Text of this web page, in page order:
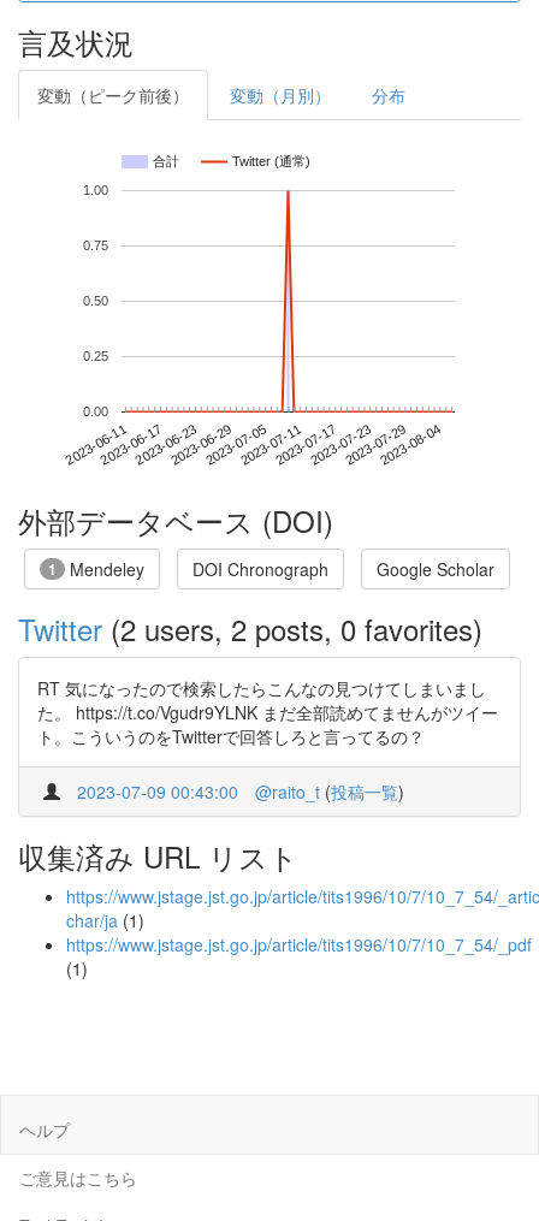
言及状況
変動（ピーク前後） 変動（月別） 分布
合計 Twitter (通常)
2023-06-112023-06-172023-06-232023-06-292023-07-052023-07-112023-07-172023-07-232023-07-292023-08-04
0.00
0.25
0.50
0.75
1.00
外部データベース (DOI)
1 Mendeley DOI Chronograph Google Scholar
Twitter (2 users, 2 posts, 0 favorites)
RT 気になったので検索したらこんなの見つけてしまいまし
た。 https://t.co/Vgudr9YLNK まだ全部読めてませんがツイー
ト。こういうのをTwitterで回答しろと言ってるの？
2023-07-09 00:43:00 @raito_t (投稿一覧)
収集済み URL リスト
https://www.jstage.jst.go.jp/article/tits1996/10/7/10_7_54/
char/ja (1)
https://www.jstage.jst.go.jp/article/tits1996/10/7/10_7_54/_pdf
(1)
ヘルプ
ご意見はこちら